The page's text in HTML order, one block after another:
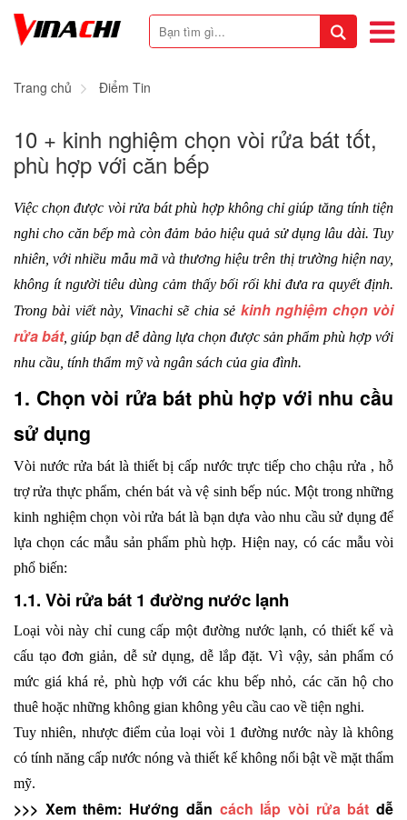
Trang chủ Điểm Tin
10 + kinh nghiệm chọn vòi rửa bát tốt,
phù hợp với căn bếp
Việc chọn được vòi rửa bát phù hợp không chỉ giúp tăng tính tiện
nghi cho căn bếp mà còn đảm bảo hiệu quả sử dụng lâu dài. Tuy
nhiên, với nhiều mẫu mã và thương hiệu trên thị trường hiện nay,
không ít người tiêu dùng cảm thấy bối rối khi đưa ra quyết định.
Trong bài viết này, Vinachi sẽ chia sẻ kinh nghiệm chọn vòi
rửa bát, giúp bạn dễ dàng lựa chọn được sản phẩm phù hợp với
nhu cầu, tính thẩm mỹ và ngân sách của gia đình.
1. Chọn vòi rửa bát phù hợp với nhu cầu
sử dụng
Vòi nước rửa bát là thiết bị cấp nước trực tiếp cho chậu rửa , hỗ
trợ rửa thực phẩm, chén bát và vệ sinh bếp núc. Một trong những
kinh nghiệm chọn vòi rửa bát là bạn dựa vào nhu cầu sử dụng để
lựa chọn các mẫu sản phẩm phù hợp. Hiện nay, có các mẫu vòi
phổ biến:
1.1. Vòi rửa bát 1 đường nước lạnh
Loại vòi này chỉ cung cấp một đường nước lạnh, có thiết kế và
cấu tạo đơn giản, dễ sử dụng, dễ lắp đặt. Vì vậy, sản phẩm có
mức giá khá rẻ, phù hợp với các khu bếp nhỏ, các căn hộ cho
thuê hoặc những không gian không yêu cầu cao về tiện nghi.
Tuy nhiên, nhược điểm của loại vòi 1 đường nước này là không
có tính năng cấp nước nóng và thiết kế không nổi bật về mặt thẩm
mỹ.
>>> Xem thêm: Hướng dẫn cách lắp vòi rửa bát dễ